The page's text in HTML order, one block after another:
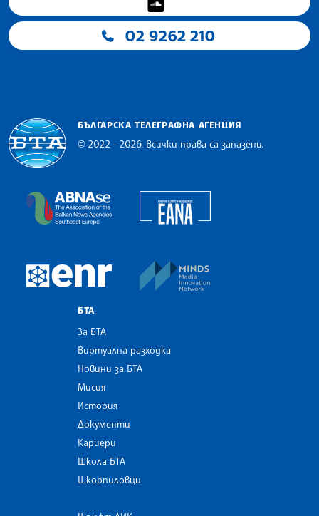
02 9262 210
БЪЛГАРСКА ТЕЛЕГРАФНА АГЕНЦИЯ
© 2022 - 2026, Всички права са запазени.
The Assocoation of the Balkan News Agencies
European Newsroom
БТА
За БТА
Виртуална разходка
Новини за БТА
Мисия
История
Документи
Кариери
Школа БТА
Шкорпиловци